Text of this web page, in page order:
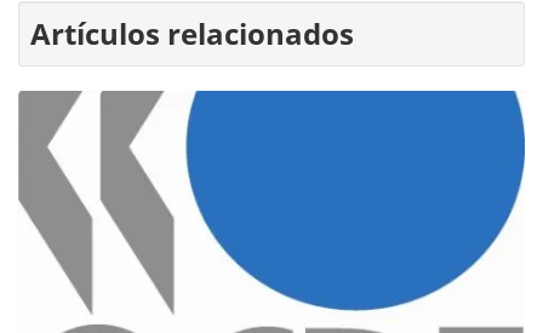
Artículos relacionados